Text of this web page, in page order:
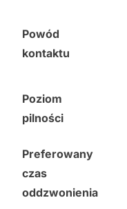
Powód
kontaktu
Poziom
pilności
Preferowany
czas
oddzwonienia